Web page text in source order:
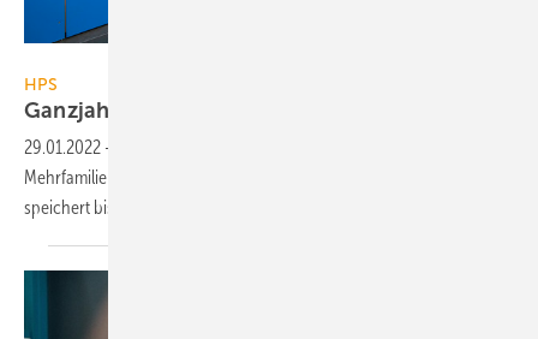
HPS
Ganzjahres-Stromspeicher
29.01.2022 -
Mehrfamilienhäuser an. Der Ganzjahres-Stromspeicher multi-picea
speichert bis zu 15 000 kWh